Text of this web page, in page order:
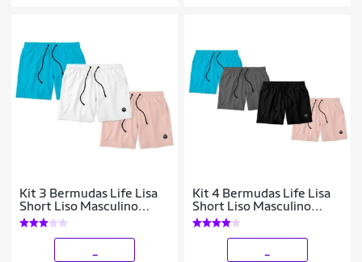
Kit 3 Bermudas Life Lisa
Short Liso Masculino
Básico Mauricinho Tactel
- Azul+Branco
Kit 4 Bermudas Life Lisa
Short Liso Masculino
Básico Mauricinho Tactel
- Rosa+Azul